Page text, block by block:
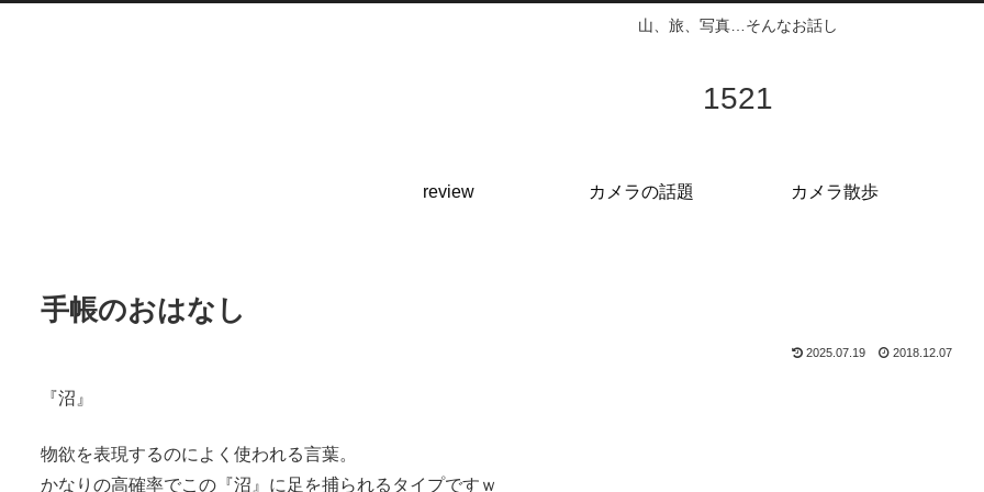
山、旅、写真…そんなお話し
1521
review カメラの話題 カメラ散歩
手帳のおはなし
2025.07.19 2018.12.07
『沼』
物欲を表現するのによく使われる言葉。
かなりの高確率でこの『沼』に足を捕られるタイプですｗ